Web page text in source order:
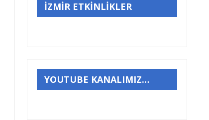
İZMİR ETKİNLİKLER
YOUTUBE KANALIMIZ…